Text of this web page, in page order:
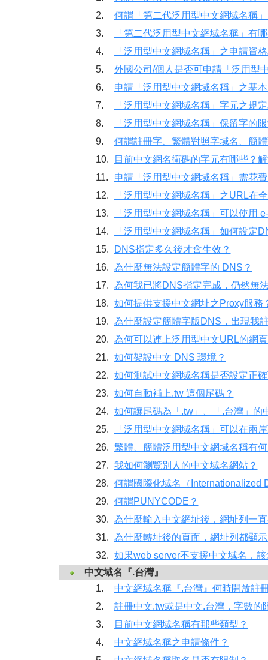
2.
何謂「第二代泛用型中文網域名稱
3.
「第二代泛用型中文網域名稱」有
4.
「泛用型中文網域名稱」之申請資
5.
外國公司/個人是否可申請「泛用型
6.
申請「泛用型中文網域名稱」之基
7.
「泛用型中文網域名稱」字元之規
8.
「泛用型中文網域名稱」保留字的
9.
何謂註冊字、繁體對照字域名、簡
10.
目前中文網名衝碼的字元有哪些？
11.
申請「泛用型中文網域名稱」需花
12.
「泛用型中文網域名稱」之URL在
13.
「泛用型中文網域名稱」可以使用
14.
「泛用型中文網域名稱」如何設定
15.
DNS指定多久後才會生效？
16. 為什麼無法設定簡體字的 DNS？
17. 為何我已將DNS指定完成，仍然無
18. 如何提供支援中文網址之Proxy服務
19. 為什麼設定簡體字版DNS，出現我
20. 為何可以連上泛用型中文URL的網
21. 如何架設中文 DNS 環境？
22. 如何測試中文網域名稱是否設定正
23. 如何自動補上.tw 這個尾碼？
24. 如何讓尾碼為「.tw」、「.台灣」的
25.
「泛用型中文網域名稱」可以在兩
26. 繁體、簡體泛用型中文網域名稱有
27. 我如何瀏覽別人的中文域名網站？
28. 何謂國際化域名（Internationalized
29. 何謂PUNYCODE？
30. 為什麼輸入中文網址後，網址列一
31. 為什麼轉址後的頁面，網址列都顯
32. 如果web server不支援中文域名，
中文域名『.台灣』
1.
中文網域名稱『.台灣』何時開放註
2.
註冊中文.tw或是中文.台灣，字數的
3.
目前中文網域名稱有那些類型？
4.
中文網域名稱之申請條件？